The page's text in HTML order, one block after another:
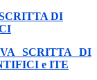
DI
SCRITTA DI
e ITE